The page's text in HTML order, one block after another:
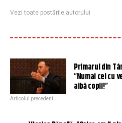
Vezi toate postările autorului
Primarul din
”Numai cei cu
aibă copii!”
Articolul precedent